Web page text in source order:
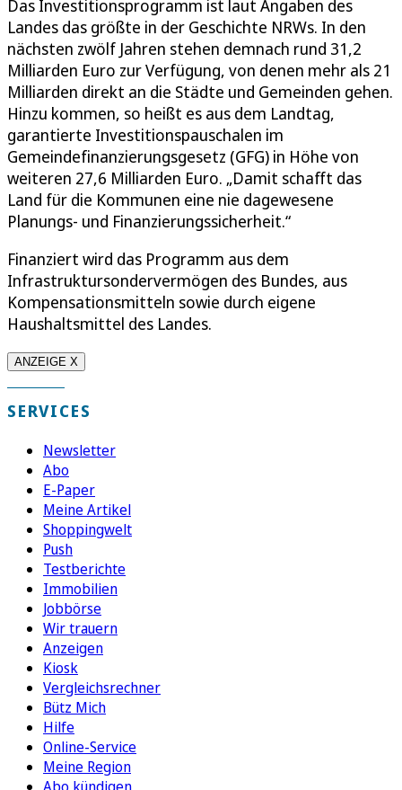
Das Investitionsprogramm ist laut Angaben des
Landes das größte in der Geschichte NRWs. In den
nächsten zwölf Jahren stehen demnach rund 31,2
Milliarden Euro zur Verfügung, von denen mehr als 21
Milliarden direkt an die Städte und Gemeinden gehen.
Hinzu kommen, so heißt es aus dem Landtag,
garantierte Investitionspauschalen im
Gemeindefinanzierungsgesetz (GFG) in Höhe von
weiteren 27,6 Milliarden Euro. „Damit schafft das
Land für die Kommunen eine nie dagewesene
Planungs- und Finanzierungssicherheit.“
Finanziert wird das Programm aus dem
Infrastruktursondervermögen des Bundes, aus
Kompensationsmitteln sowie durch eigene
Haushaltsmittel des Landes.
ANZEIGE X
SERVICES
Newsletter
Abo
E-Paper
Meine Artikel
Shoppingwelt
Push
Testberichte
Immobilien
Jobbörse
Wir trauern
Anzeigen
Kiosk
Vergleichsrechner
Bütz Mich
Hilfe
Online-Service
Meine Region